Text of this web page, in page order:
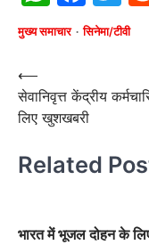
मुख्य समाचार सिनेमा/टीवी
Post
navigation
⟵
सेवानिवृत्त केंद्रीय
लिए खुशखबरी
Related
भारत में भूजल दोहन के